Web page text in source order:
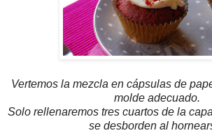
Vertemos la mezcla en cápsulas de
molde adecuado.
Solo rellenaremos tres cuartos de la
se desborden al